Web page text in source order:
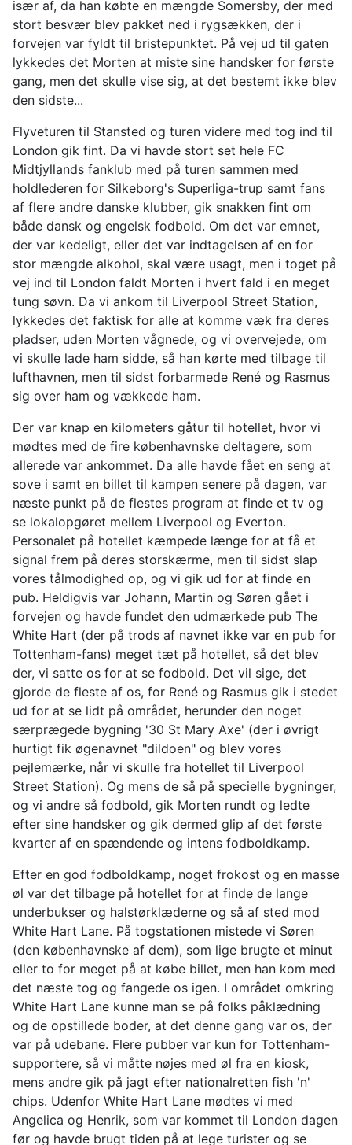
især af, da han købte en mængde Somersby, der med
stort besvær blev pakket ned i rygsækken, der i
forvejen var fyldt til bristepunktet. På vej ud til gaten
lykkedes det Morten at miste sine handsker for første
gang, men det skulle vise sig, at det bestemt ikke blev
den sidste...
Flyveturen til Stansted og turen videre med tog ind til
London gik fint. Da vi havde stort set hele FC
Midtjyllands fanklub med på turen sammen med
holdlederen for Silkeborg's Superliga-trup samt fans
af flere andre danske klubber, gik snakken fint om
både dansk og engelsk fodbold. Om det var emnet,
der var kedeligt, eller det var indtagelsen af en for
stor mængde alkohol, skal være usagt, men i toget på
vej ind til London faldt Morten i hvert fald i en meget
tung søvn. Da vi ankom til Liverpool Street Station,
lykkedes det faktisk for alle at komme væk fra deres
pladser, uden Morten vågnede, og vi overvejede, om
vi skulle lade ham sidde, så han kørte med tilbage til
lufthavnen, men til sidst forbarmede René og Rasmus
sig over ham og vækkede ham.
Der var knap en kilometers gåtur til hotellet, hvor vi
mødtes med de fire københavnske deltagere, som
allerede var ankommet. Da alle havde fået en seng at
sove i samt en billet til kampen senere på dagen, var
næste punkt på de flestes program at finde et tv og
se lokalopgøret mellem Liverpool og Everton.
Personalet på hotellet kæmpede længe for at få et
signal frem på deres storskærme, men til sidst slap
vores tålmodighed op, og vi gik ud for at finde en
pub. Heldigvis var Johann, Martin og Søren gået i
forvejen og havde fundet den udmærkede pub The
White Hart (der på trods af navnet ikke var en pub for
Tottenham-fans) meget tæt på hotellet, så det blev
der, vi satte os for at se fodbold. Det vil sige, det
gjorde de fleste af os, for René og Rasmus gik i stedet
ud for at se lidt på området, herunder den noget
særprægede bygning '30 St Mary Axe' (der i øvrigt
hurtigt fik øgenavnet "dildoen" og blev vores
pejlemærke, når vi skulle fra hotellet til Liverpool
Street Station). Og mens de så på specielle bygninger,
og vi andre så fodbold, gik Morten rundt og ledte
efter sine handsker og gik dermed glip af det første
kvarter af en spændende og intens fodboldkamp.
Efter en god fodboldkamp, noget frokost og en masse
øl var det tilbage på hotellet for at finde de lange
underbukser og halstørklæderne og så af sted mod
White Hart Lane. På togstationen mistede vi Søren
(den københavnske af dem), som lige brugte et minut
eller to for meget på at købe billet, men han kom med
det næste tog og fangede os igen. I området omkring
White Hart Lane kunne man se på folks påklædning
og de opstillede boder, at det denne gang var os, der
var på udebane. Flere pubber var kun for Tottenham-
supportere, så vi måtte nøjes med øl fra en kiosk,
mens andre gik på jagt efter nationalretten fish 'n'
chips. Udenfor White Hart Lane mødtes vi med
Angelica og Henrik, som var kommet til London dagen
før og havde brugt tiden på at lege turister og se